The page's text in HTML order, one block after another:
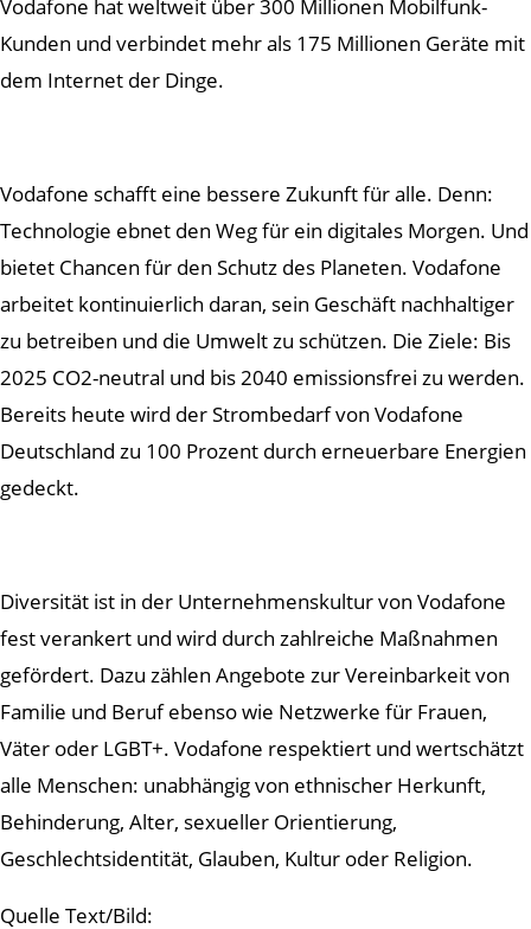
Vodafone hat weltweit über 300 Millionen Mobilfunk-
Kunden und verbindet mehr als 175 Millionen Geräte mit
dem Internet der Dinge.
Vodafone schafft eine bessere Zukunft für alle. Denn:
Technologie ebnet den Weg für ein digitales Morgen. Und
bietet Chancen für den Schutz des Planeten. Vodafone
arbeitet kontinuierlich daran, sein Geschäft nachhaltiger
zu betreiben und die Umwelt zu schützen. Die Ziele: Bis
2025 CO2-neutral und bis 2040 emissionsfrei zu werden.
Bereits heute wird der Strombedarf von Vodafone
Deutschland zu 100 Prozent durch erneuerbare Energien
gedeckt.
Diversität ist in der Unternehmenskultur von Vodafone
fest verankert und wird durch zahlreiche Maßnahmen
gefördert. Dazu zählen Angebote zur Vereinbarkeit von
Familie und Beruf ebenso wie Netzwerke für Frauen,
Väter oder LGBT+. Vodafone respektiert und wertschätzt
alle Menschen: unabhängig von ethnischer Herkunft,
Behinderung, Alter, sexueller Orientierung,
Geschlechtsidentität, Glauben, Kultur oder Religion.
Quelle Text/Bild: